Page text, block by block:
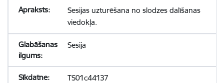
Sesijas uzturēšana no slodzes dalīšanas
viedokļa.
Sesija
TS01c44137